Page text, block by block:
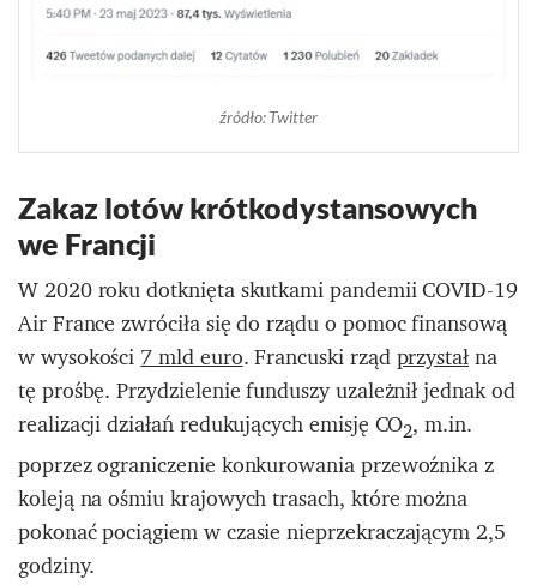
źródło: Twitter
Zakaz lotów krótkodystansowych
we Francji
W 2020 roku dotknięta skutkami pandemii COVID-19
Air France zwróciła się do rządu o pomoc finansową
w wysokości7 mld euro. Francuski rządprzystałna
tę prośbę. Przydzielenie funduszy uzależnił jednak od
realizacji działań redukujących emisję CO2, m.in.
poprzez ograniczenie konkurowania przewoźnika z
koleją na ośmiu krajowych trasach, które można
pokonać pociągiem w czasie nieprzekraczającym 2,5
godziny.